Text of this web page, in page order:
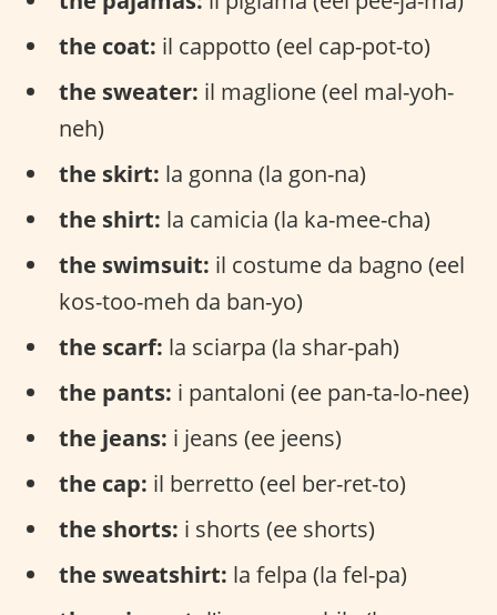
the coat: il cappotto (eel cap-pot-to)
the sweater: il maglione (eel mal-yoh-
neh)
the skirt: la gonna (la gon-na)
the shirt: la camicia (la ka-mee-cha)
the swimsuit: il costume da bagno (eel
kos-too-meh da ban-yo)
the scarf: la sciarpa (la shar-pah)
the pants: i pantaloni (ee pan-ta-lo-nee)
the jeans: i jeans (ee jeens)
the cap: il berretto (eel ber-ret-to)
the shorts: i shorts (ee shorts)
the sweatshirt: la felpa (la fel-pa)